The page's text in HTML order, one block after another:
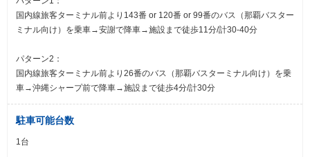
国内線旅客ターミナル前より143番 or 120番 or 99番のバス（那覇バスター
ミナル向け）を乗車→安謝で降車→施設まで徒歩11分/計30-40分
パターン2：
国内線旅客ターミナル前より26番のバス（那覇バスターミナル向け）を乗
車→沖縄シャープ前で降車→施設まで徒歩4分/計30分
駐車可能台数
1台